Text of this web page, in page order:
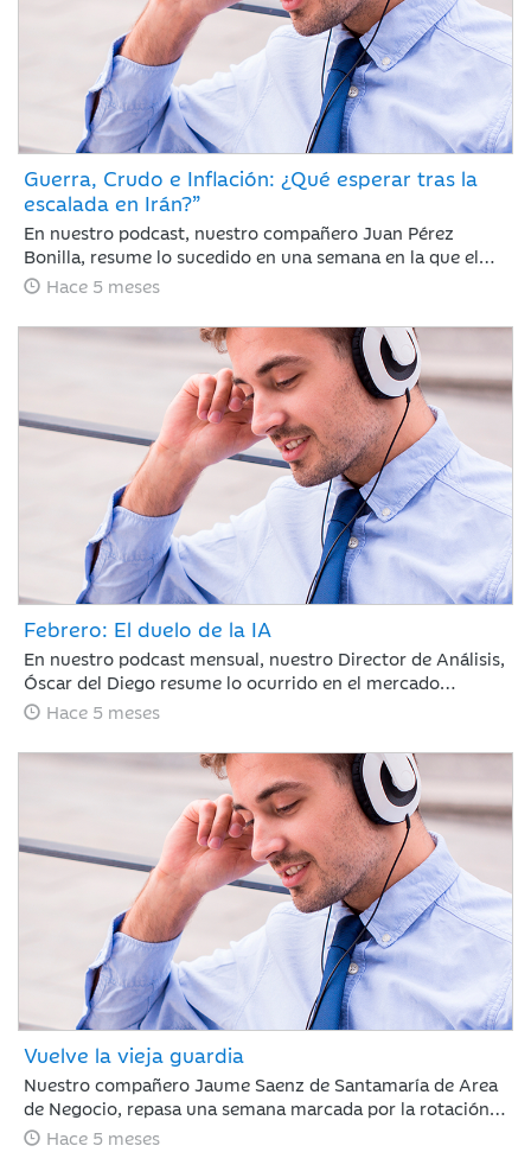
Guerra, Crudo e Inflación: ¿Qué esperar tras la
escalada en Irán?”
En nuestro podcast, nuestro compañero Juan Pérez
Bonilla, resume lo sucedido en una semana en la que el
precio del petróleo ha retrocedido con fuerza después de
dado un respiro tras encadenar sesiones con caídas
generalizadas ante la intensificación del conflicto bélico
de EE. UU. e Israel contra Irán
Hace 5 meses
Febrero: El duelo de la IA
En nuestro podcast mensual, nuestro Director de Análisis,
Óscar del Diego resume lo ocurrido en el mercado
financiero durante un mes, en el que la IA ha centrado el
rotación fuera de EE. UU. continúa y si te has despistado,
te la has perdido.
Hace 5 meses
Vuelve la vieja guardia
Nuestro compañero Jaume Saenz de Santamaría de Area
de Negocio, repasa una semana marcada por la rotación
sectorial. Los inversores se han centrado en vender “todo
Hace 5 meses